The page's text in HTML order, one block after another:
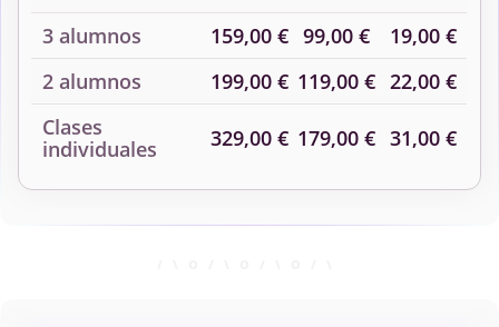
3 alumnos
159,00 € 99,00 €
19,00 €
2 alumnos
199,00 € 119,00 € 22,00 €
Clases
individuales
329,00 € 179,00 € 31,00 €